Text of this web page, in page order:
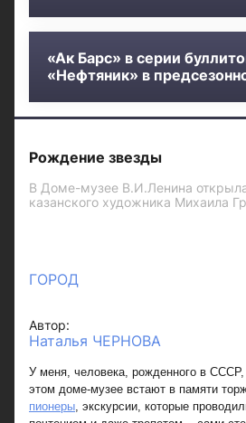
«Ак Барс» в серии
«Нефтяник» в
Рождение звезды
В Доме-музее В.И.Ленина
казанского художника Михаила
ГОРОД
Автор:
Наталья ЧЕРНОВА
У меня, человека, рожденного в
этом доме-музее встают в памяти
пионеры, экскурсии, которые